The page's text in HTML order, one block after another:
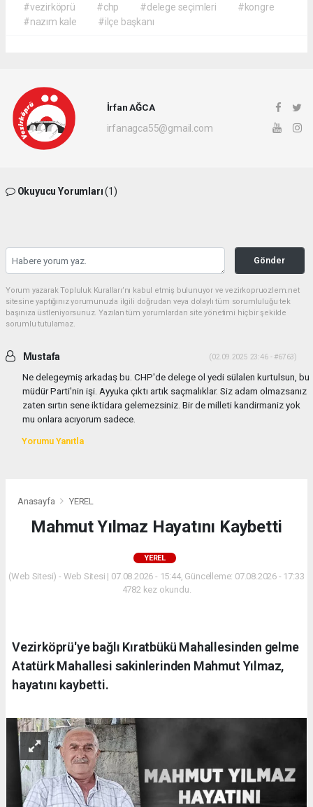
#vezirköprü #chp #delege seçimleri
#kongre
#nazım kale
#ilçe başkanı
İrfan AĞCA
irfanagca55@gmail.com
Okuyucu Yorumları(1)
Gönder
Yorum yazarak Topluluk Kuralları’nı kabul etmiş bulunuyor ve vezirkopruozlem.net
sitesine yaptığınız yorumunuzla ilgili doğrudan veya dolaylı tüm sorumluluğu tek
başınıza üstleniyorsunuz. Yazılan tüm yorumlardan site yönetimi hiçbir şekilde
sorumlu tutulamaz.
Mustafa (02.09.2025 23:46 - #6763)
Ne delegeymiş arkadaş bu. CHP'de delege ol yedi sülalen kurtulsun, bu
müdür Parti'nin işi. Ayyuka çıktı artık saçmalıklar. Siz adam olmazsanız
zaten sırtın sene iktidara gelemezsiniz. Bir de milleti kandirmaniz yok
mu onlara acıyorum sadece.
Yorumu Yanıtla
Anasayfa YEREL
Mahmut Yılmaz Hayatını Kaybetti
YEREL
(Web Sitesi) - Web Sitesi | 07.08.2026 - 15:44, Güncelleme: 07.08.2026 - 17:33
4782 kez okundu.
Vezirköprü'ye bağlı Kıratbükü Mahallesinden gelme
Atatürk Mahallesi sakinlerinden Mahmut Yılmaz,
hayatını kaybetti.